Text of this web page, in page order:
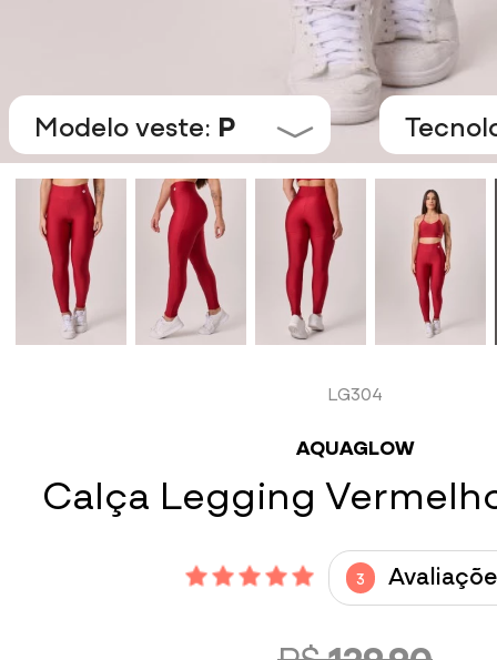
Modelo veste: P
LG304
AQUAGLOW
Calça Legging
3